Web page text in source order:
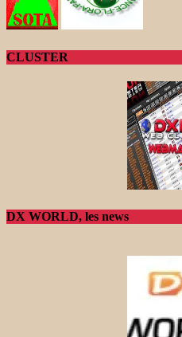
CLUSTER
DX WORLD, les news